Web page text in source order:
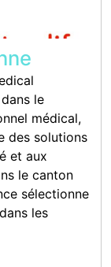
le
médical,
des solutions
et aux
le canton
sélectionne
les